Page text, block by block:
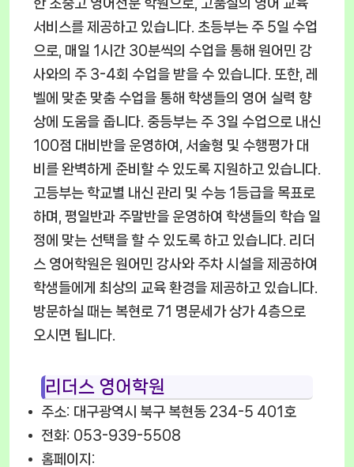
한 초중고 영어전문 학원으로, 고품질의 영어 교육
서비스를 제공하고 있습니다. 초등부는 주 5일 수업
으로, 매일 1시간 30분씩의 수업을 통해 원어민 강
사와의 주 3-4회 수업을 받을 수 있습니다. 또한, 레
벨에 맞춘 맞춤 수업을 통해 학생들의 영어 실력 향
상에 도움을 줍니다. 중등부는 주 3일 수업으로 내신
100점 대비반을 운영하여, 서술형 및 수행평가 대
비를 완벽하게 준비할 수 있도록 지원하고 있습니다.
고등부는 학교별 내신 관리 및 수능 1등급을 목표로
하며, 평일반과 주말반을 운영하여 학생들의 학습 일
정에 맞는 선택을 할 수 있도록 하고 있습니다. 리더
스 영어학원은 원어민 강사와 주차 시설을 제공하여
학생들에게 최상의 교육 환경을 제공하고 있습니다.
방문하실 때는 복현로 71 명문세가 상가 4층으로
오시면 됩니다.
리더스 영어학원
주소: 대구광역시 북구 복현동 234-5 401호
전화: 053-939-5508
홈페이지: